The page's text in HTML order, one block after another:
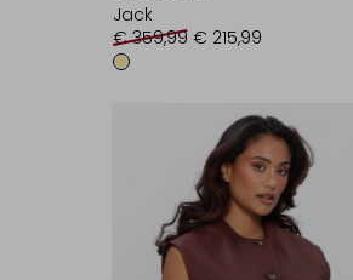
Jack
€ 359,99 € 215,99